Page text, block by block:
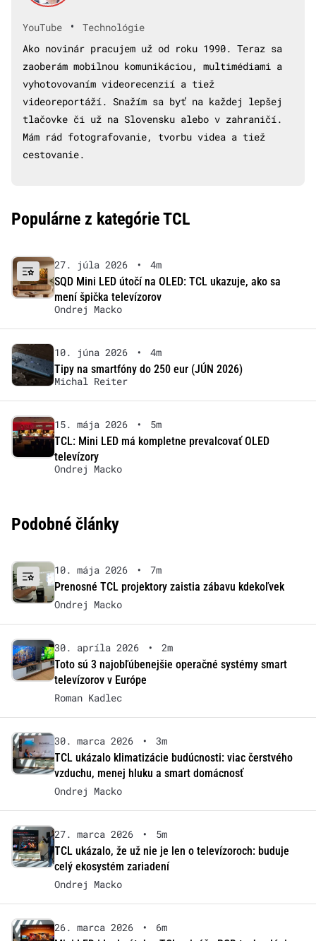
YouTube •
Technológie
Ako novinár pracujem už od roku 1990. Teraz sa
zaoberám mobilnou komunikáciou, multimédiami a
vyhotovovaním videorecenzií a tiež
videoreportáží. Snažím sa byť na každej lepšej
tlačovke či už na Slovensku alebo v zahraničí.
Mám rád fotografovanie, tvorbu videa a tiež
cestovanie.
Populárne z kategórie TCL
27. júla 2026 •
4m
SQD Mini LED útočí na OLED: TCL ukazuje, ako sa
mení špička televízorov
Ondrej Macko
10. júna 2026 •
4m
Tipy na smartfóny do 250 eur (JÚN 2026)
Michal Reiter
15. mája 2026 •
5m
TCL: Mini LED má kompletne prevalcovať OLED
televízory
Ondrej Macko
Podobné články
10. mája 2026 •
7m
Prenosné TCL projektory zaistia zábavu kdekoľvek
Ondrej Macko
30. apríla 2026 •
2m
Toto sú 3 najobľúbenejšie operačné systémy smart
televízorov v Európe
Roman Kadlec
30. marca 2026 •
3m
TCL ukázalo klimatizácie budúcnosti: viac čerstvého
vzduchu, menej hluku a smart domácnosť
Ondrej Macko
27. marca 2026 •
5m
TCL ukázalo, že už nie je len o televízoroch: buduje
celý ekosystém zariadení
Ondrej Macko
26. marca 2026 •
6m